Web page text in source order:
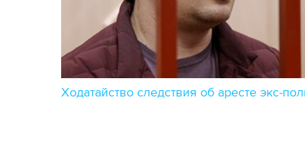
Ходатайство следствия об аресте экс-